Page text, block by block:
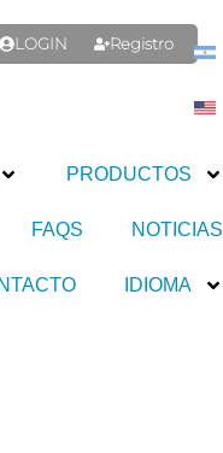
LOGIN Registro
PRODUCTOS
FAQS NOTICIAS
IDIOMA